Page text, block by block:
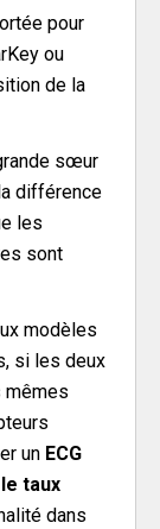
pour
ou
de la
sœur
différence
les
sont
modèles
si les deux
mêmes
un ECG
taux
dans